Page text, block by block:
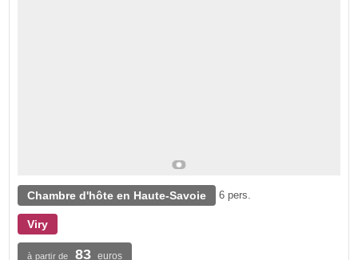
Chambre d'hôte en Haute-Savoie 6 pers.
Viry
à partir de 83 euros